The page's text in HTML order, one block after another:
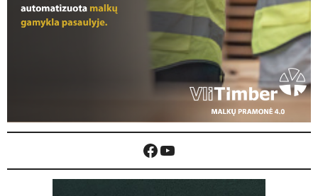
Facebook
YouTube